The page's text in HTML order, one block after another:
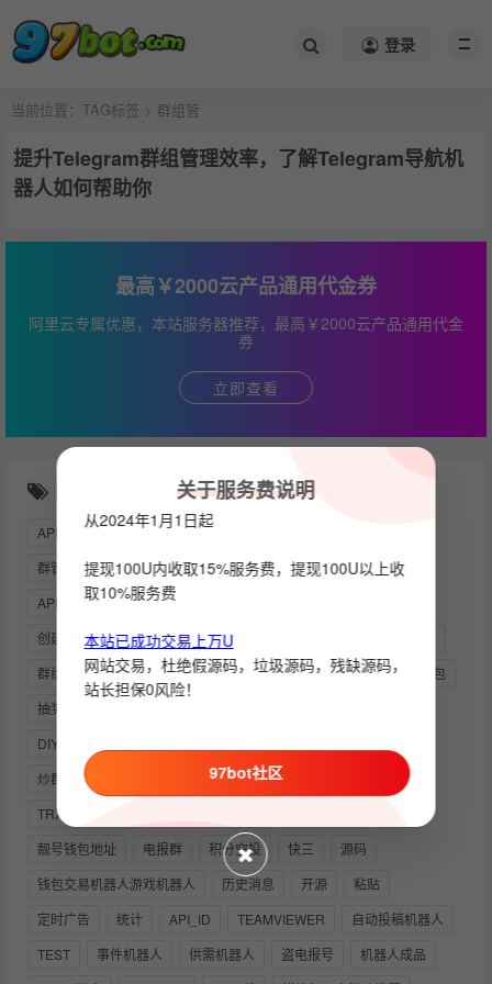
登录
当前位置： TAG标签 > 群组管
提升Telegram群组管理效率，了解Telegram导航机
器人如何帮助你
最高￥2000云产品通用代金券
阿里云专属优惠，本站服务器推荐，最高￥2000云产品通用代金
券
立即查看
API_HASH RABBITMQ
群管机器人
监控靓号 888号码 索引机器人
验群
APIKEY
自动 复制
创建机器人
引流 PUTTY
群组
定时发消息 群发言 供需 数据库增删改查
红包
抽奖
DIY
炒群机器人
发言统计机器人 远程协助
TRX兑换机器人
靓号钱包地址
电报群 积分空投 快三
源码
钱包交易机器人游戏机器人
历史消息 开源
粘贴
定时广告
统计 API_ID TEAMVIEWER
自动投稿机器人
TEST
事件机器人 供需机器人 盗电报号
机器人成品
关于服务费说明
从2024年1月1日起
提现100U内收取15%服务费，提现100U以上收
取10%服务费
本站已成功交易上万U
网站交易，杜绝假源码，垃圾源码，残缺源码，
站长担保0风险！
97bot社区